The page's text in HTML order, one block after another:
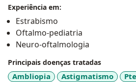
Experiência em:
Estrabismo
Oftalmo-pediatria
Neuro-oftalmologia
Principais doenças tratadas
Ambliopia Astigmatismo